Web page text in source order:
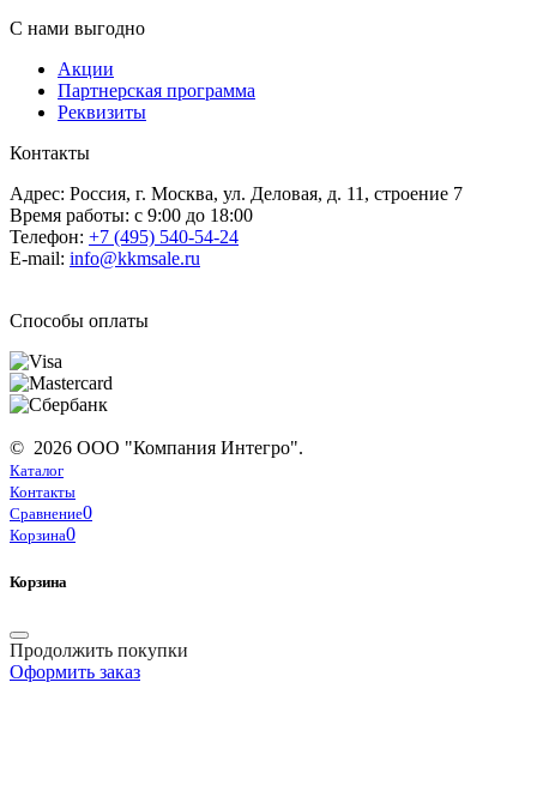
С нами выгодно
Акции
Партнерская программа
Реквизиты
Контакты
Адрес: Россия, г. Москва, ул. Деловая, д. 11, строение 7
Время работы: с 9:00 до 18:00
Телефон: +7 (495) 540-54-24
E-mail: info@kkmsale.ru
Способы оплаты
© 2026 ООО "Компания Интегро".
Каталог
Контакты
Сравнение0
Корзина0
Корзина
Продолжить покупки
Оформить заказ